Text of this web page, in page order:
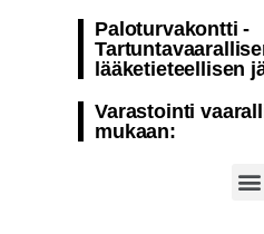
Paloturvakontti -
lääketieteellisen
Varastointi
mukaan: